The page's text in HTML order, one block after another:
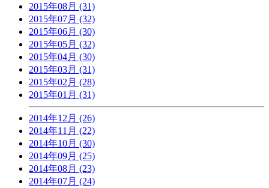
2015年08月 (31)
2015年07月 (32)
2015年06月 (30)
2015年05月 (32)
2015年04月 (30)
2015年03月 (31)
2015年02月 (28)
2015年01月 (31)
2014年12月 (26)
2014年11月 (22)
2014年10月 (30)
2014年09月 (25)
2014年08月 (23)
2014年07月 (24)